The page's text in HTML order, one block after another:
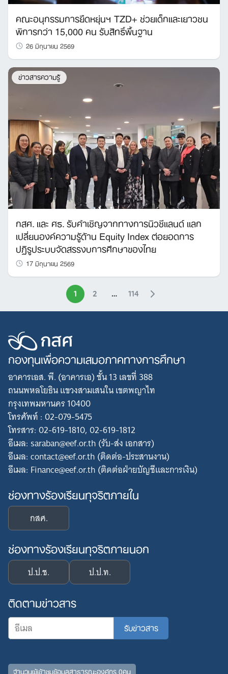
คณะอนุกรรมการยืดหยุ่นฯ TZD+ ช่วยเด็กและเยาวชน
พิการกว่า 15,000 คน รับสิทธิ์พื้นฐาน
26 มิถุนายน 2569
ข่าวสารความรู้
กสศ. และ ศธ. รับคำเชิญจากทางการนิวซีแลนด์ แลก
เปลี่ยนองค์ความรู้ด้าน Equity Index ต่อยอดการ
ปฏิรูประบบจัดสรรงบการศึกษาของไทย
17 มิถุนายน 2569
1 2 … 114
กองทุนเพื่อความเสมอภาคทางการศึกษา
อาคารเอส. พี. (อาคารเอ) ชั้น 13 เลขที่ 388
ถนนพหลโยธิน แขวงสามเสนใน เขตพญาไท
กรุงเทพมหานคร 10400
โทรศัพท์ : 02-079-5475
โทรสาร: 02-619-1810, 02-619-1812
อีเมล: saraban@eef.or.th (รับ-ส่ง เอกสาร)
อีเมล: contact@eef.or.th (ติดต่อ-ประสานงาน)
อีเมล: Finance@eef.or.th (ติดต่อฝ่ายบัญชีและการเงิน)
ช่องทางร้องเรียนทุจริตภายใน
กสศ.
ช่องทางร้องเรียนทุจริตภายนอก
ป.ป.ช. ป.ป.ท.
ติดตามข่าวสาร
จำนวนผู้เข้าชมข้อมูลสาธารณะองค์กร 0คน